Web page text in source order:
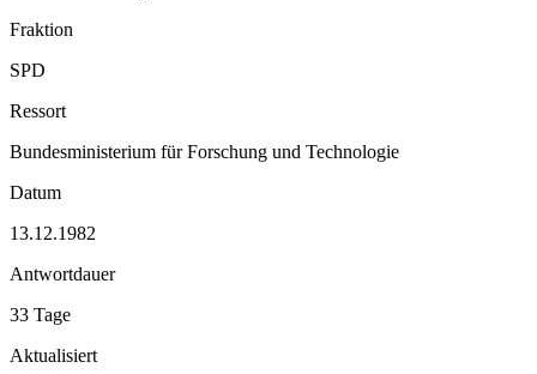
Fraktion
SPD
Ressort
Bundesministerium für Forschung und Technologie
Datum
13.12.1982
Antwortdauer
33 Tage
Aktualisiert